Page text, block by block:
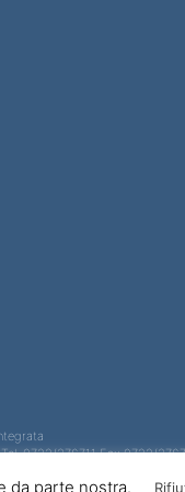
0722/376711 Fax 0722/
da parte nostra.